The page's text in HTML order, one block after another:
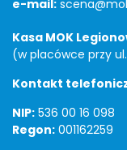
e-mail:
Kasa MOK
(w placówce przy
Kontakt
NIP: 536 00 16 098
Regon: 001162259